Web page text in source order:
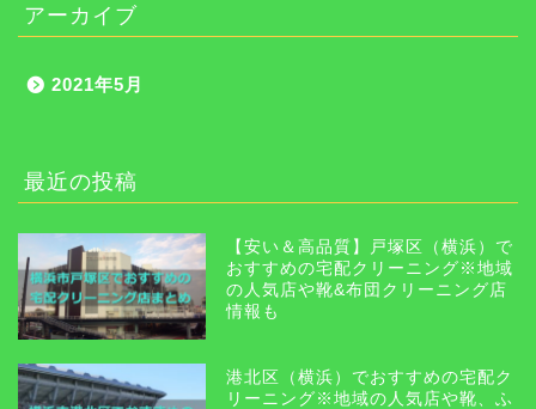
アーカイブ
2021年5月
最近の投稿
【安い＆高品質】戸塚区（横浜）で
おすすめの宅配クリーニング※地域
の人気店や靴&布団クリーニング店
情報も
港北区（横浜）でおすすめの宅配ク
リーニング※地域の人気店や靴、ふ